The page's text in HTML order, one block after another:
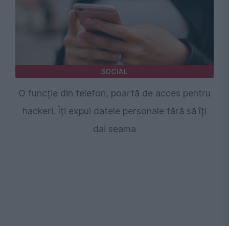
SOCIAL
O funcție din telefon, poartă de acces pentru
hackeri. Îți expui datele personale fără să îți
dai seama